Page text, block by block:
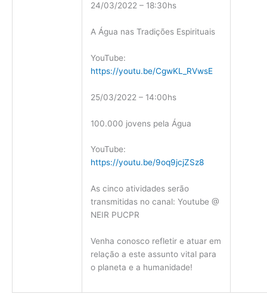
24/03/2022 – 18:30hs
A Água nas Tradições Espirituais
YouTube:
https://youtu.be/CgwKL_RVwsE
25/03/2022 – 14:00hs
100.000 jovens pela Água
YouTube:
https://youtu.be/9oq9jcjZSz8
As cinco atividades serão
transmitidas no canal: Youtube @
NEIR PUCPR
Venha conosco refletir e atuar em
relação a este assunto vital para
o planeta e a humanidade!